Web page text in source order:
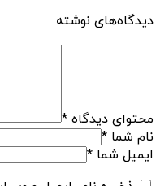
دیدگاه‌های نوشته
محتوای دیدگاه *
نام شما *
ایمیل شما *